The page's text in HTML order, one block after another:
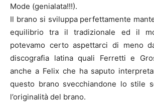
Mode (genialata!!!).
Il brano si sviluppa perfettamente
equilibrio tra il tradizionale ed il
potevamo certo aspettarci di meno
discografia latina quali Ferretti e
anche a Felix che ha saputo
questo brano svecchiandone lo stile
l’originalità del brano.